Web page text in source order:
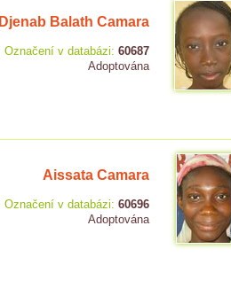
Djenab Balath Camara
Označení v databázi: 60687
Adoptována
Aissata Camara
Označení v databázi: 60696
Adoptována